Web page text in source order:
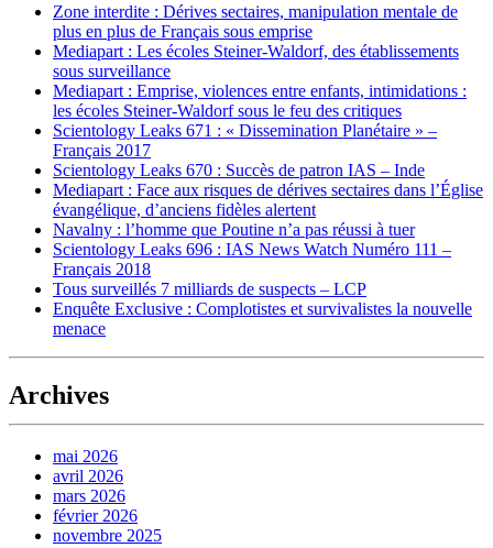
Zone interdite : Dérives sectaires, manipulation mentale de
plus en plus de Français sous emprise
Mediapart : Les écoles Steiner-Waldorf, des établissements
sous surveillance
Mediapart : Emprise, violences entre enfants, intimidations :
les écoles Steiner-Waldorf sous le feu des critiques
Scientology Leaks 671 : « Dissemination Planétaire » –
Français 2017
Scientology Leaks 670 : Succès de patron IAS – Inde
Mediapart : Face aux risques de dérives sectaires dans l’Église
évangélique, d’anciens fidèles alertent
Navalny : l’homme que Poutine n’a pas réussi à tuer
Scientology Leaks 696 : IAS News Watch Numéro 111 –
Français 2018
Tous surveillés 7 milliards de suspects – LCP
Enquête Exclusive : Complotistes et survivalistes la nouvelle
menace
Archives
mai 2026
avril 2026
mars 2026
février 2026
novembre 2025